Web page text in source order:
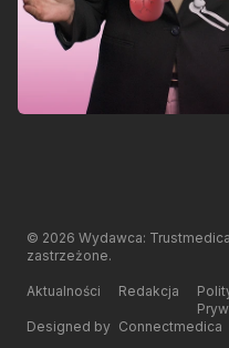
© 2026 Wydawca:
zastrzeżone.
Aktualności Redakcja
Designed by Connectmedica